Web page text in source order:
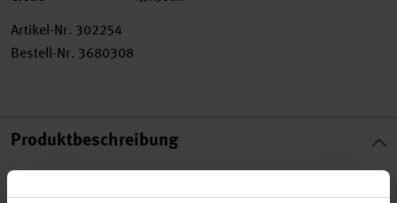
Artikel-Nr. 302254
Bestell-Nr. 3680308
Produktbeschreibung